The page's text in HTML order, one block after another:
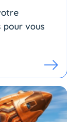
vous